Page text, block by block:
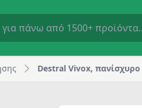
1 lt | GM Horeca
Destral Vivox,